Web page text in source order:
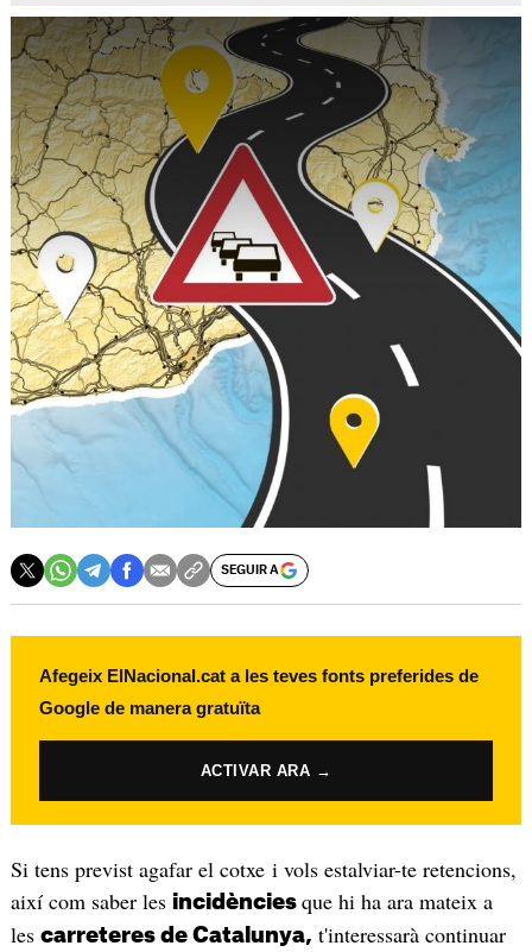
SEGUIR A
Afegeix ElNacional.cat a les teves fonts preferides de
Google de manera gratuïta
ACTIVAR ARA →
Si tens previst agafar el cotxe i vols estalviar-te retencions,
així com saber les incidències que hi ha ara mateix a
les carreteres de Catalunya, t'interessarà continuar